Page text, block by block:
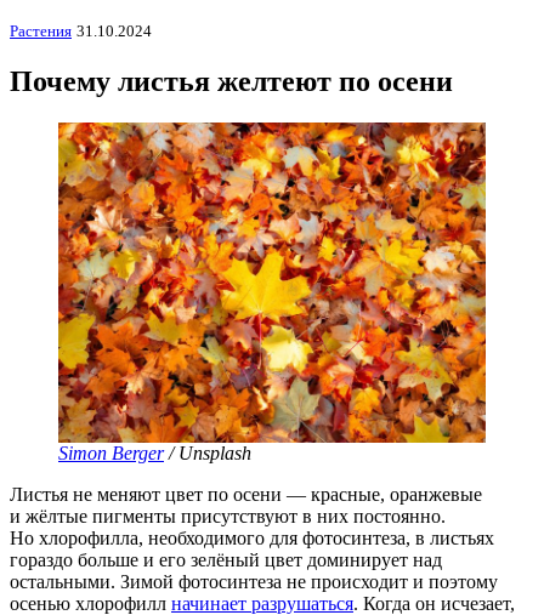
Растения 31.10.2024
Почему листья желтеют по осени
Simon Berger/ Unsplash
Листья не меняют цвет по осени — красные, оранжевые
и жёлтые пигменты присутствуют в них постоянно.
Но хлорофилла, необходимого для фотосинтеза, в листьях
гораздо больше и его зелёный цвет доминирует над
остальными. Зимой фотосинтеза не происходит и поэтому
осенью хлорофилл начинает разрушаться. Когда он исчезает,